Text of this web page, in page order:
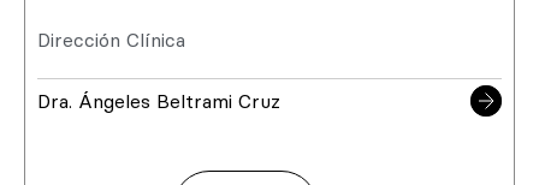
Dirección Clínica
Dra. Ángeles Beltrami Cruz